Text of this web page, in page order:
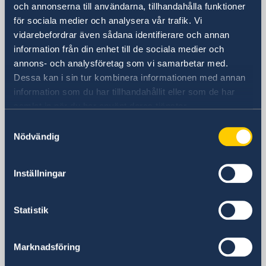
och annonserna till användarna, tillhandahålla funktioner
för sociala medier och analysera vår trafik. Vi
vidarebefordrar även sådana identifierare och annan
information från din enhet till de sociala medier och
annons- och analysföretag som vi samarbetar med.
Dessa kan i sin tur kombinera informationen med annan
information som du har tillhandahållit eller som de har
Nödvändig
Inställningar
Statistik
Marknadsföring
Sveriges ambassad i Skopje
Besöksadress
8ma Udarna Brigada No.2
Skopje
Postadress
8ma Udarna Brigada No.2
Telefonnummer
12.00
Migrationsavdelningens telefontid mån-
tors 11.00-12.00